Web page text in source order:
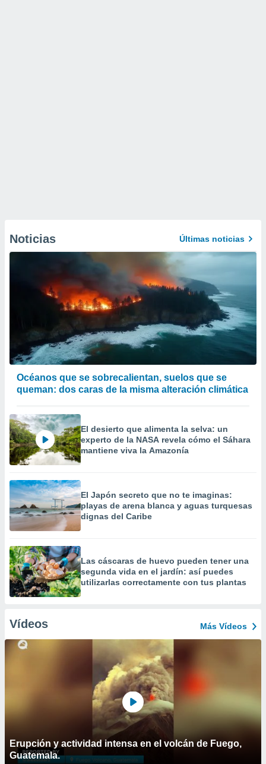
Noticias Últimas noticias
Océanos que se sobrecalientan, suelos que se
queman: dos caras de la misma alteración climática
El desierto que alimenta la selva: un
experto de la NASA revela cómo el Sáhara
mantiene viva la Amazonía
El Japón secreto que no te imaginas:
playas de arena blanca y aguas turquesas
dignas del Caribe
Las cáscaras de huevo pueden tener una
segunda vida en el jardín: así puedes
utilizarlas correctamente con tus plantas
Vídeos Más Vídeos
Erupción y actividad intensa en el volcán de Fuego,
Guatemala.